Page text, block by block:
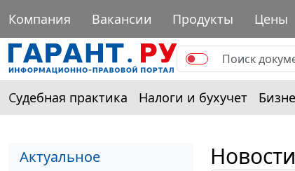
Компания Вакансии Продукты Цены
Судебная практика Налоги и бухучет
Актуальное Новости